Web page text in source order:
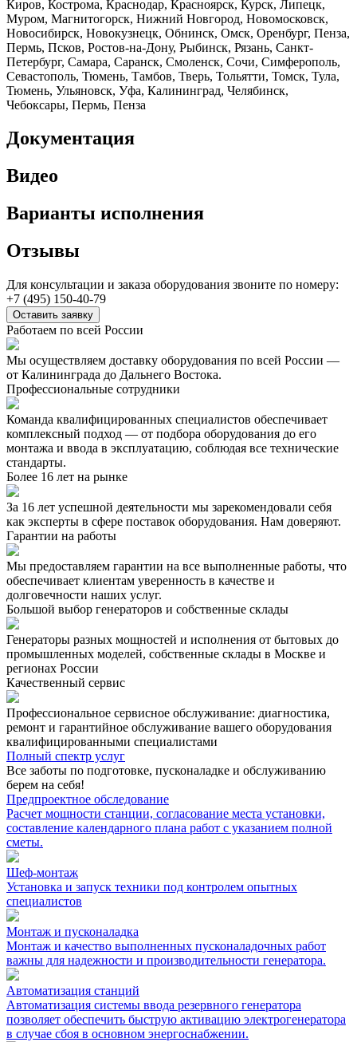
Киров, Кострома, Краснодар, Красноярск, Курск, Липецк,
Муром, Магнитогорск, Нижний Новгород, Новомосковск,
Новосибирск, Новокузнецк, Обнинск, Омск, Оренбург, Пенза,
Пермь, Псков, Ростов-на-Дону, Рыбинск, Рязань, Санкт-
Петербург, Самара, Саранск, Смоленск, Сочи, Симферополь,
Севастополь, Тюмень, Тамбов, Тверь, Тольятти, Томск, Тула,
Тюмень, Ульяновск, Уфа, Калининград, Челябинск,
Чебоксары, Пермь, Пенза
Документация
Видео
Варианты исполнения
Отзывы
Для консультации и заказа оборудования звоните по номеру:
+7 (495) 150-40-79
Оставить заявку
Работаем по всей России
Мы осуществляем доставку оборудования по всей России —
от Калининграда до Дальнего Востока.
Профессиональные сотрудники
Команда квалифицированных специалистов обеспечивает
комплексный подход — от подбора оборудования до его
монтажа и ввода в эксплуатацию, соблюдая все технические
стандарты.
Более 16 лет на рынке
За 16 лет успешной деятельности мы зарекомендовали себя
как эксперты в сфере поставок оборудования. Нам доверяют.
Гарантии на работы
Мы предоставляем гарантии на все выполненные работы, что
обеспечивает клиентам уверенность в качестве и
долговечности наших услуг.
Большой выбор генераторов и собственные склады
Генераторы разных мощностей и исполнения от бытовых до
промышленных моделей, собственные склады в Москве и
регионах России
Качественный сервис
Профессиональное сервисное обслуживание: диагностика,
ремонт и гарантийное обслуживание вашего оборудования
квалифицированными специалистами
Полный спектр услуг
Все заботы по подготовке, пусконаладке и обслуживанию
берем на себя!
Предпроектное обследование
Расчет мощности станции, согласование места установки,
составление календарного плана работ с указанием полной
сметы.
Шеф-монтаж
Установка и запуск техники под контролем опытных
специалистов
Монтаж и пусконаладка
Монтаж и качество выполненных пусконаладочных работ
важны для надежности и производительности генератора.
Автоматизация cтанций
Автоматизация системы ввода резервного генератора
позволяет обеспечить быструю активацию электрогенератора
в случае сбоя в основном энергоснабжении.